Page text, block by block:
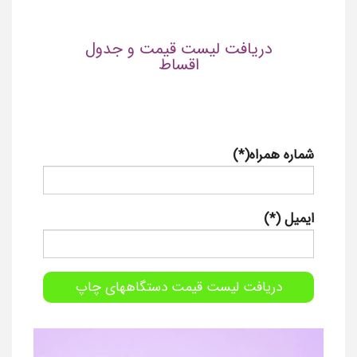
دریافت لیست قیمت و جدول
اقساط
شماره همراه(*)
ایمیل (*)